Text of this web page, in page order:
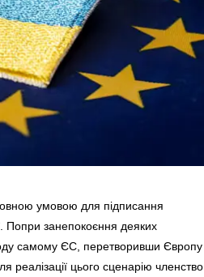
умовою для підписання
Попри занепокоєння деяких
самому ЄС, перетворивши Європу
реалізації цього сценарію членство